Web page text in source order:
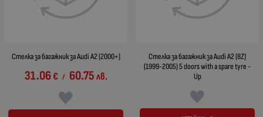
Стелка за багажник за Audi A2 (2000+)
31.06€ / 60.75лв.
Стелка за багажник за Audi A2 (8Z)
(1999-2005) 5 doors with a spare tyre -
Up